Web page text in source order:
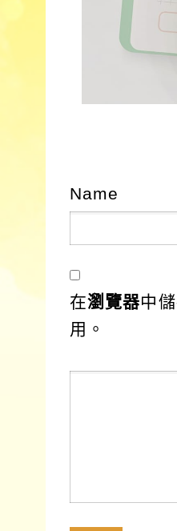
Name
在瀏覽器中
用。